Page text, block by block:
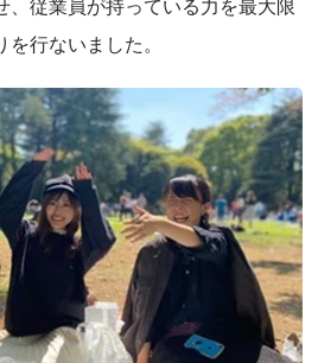
、従業員が持っている力を最大限
行ないました。